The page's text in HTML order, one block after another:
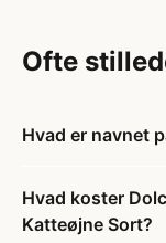
Ofte
Hvad er navnet
Hvad koster
Katteøjne Sort?